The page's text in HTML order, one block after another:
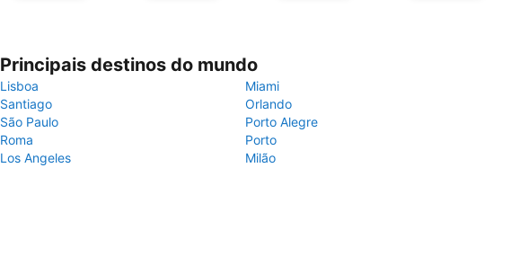
Principais destinos do mundo
Lisboa
Miami
Santiago
Orlando
São Paulo
Porto Alegre
Roma
Porto
Los Angeles
Milão